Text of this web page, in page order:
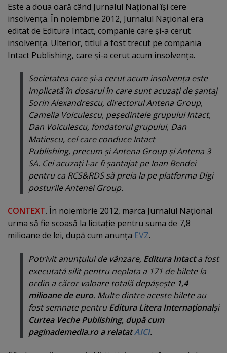
Este a doua oară când Jurnalul Naţional îşi cere
insolvenţa. În noiembrie 2012, Jurnalul Naţional era
editat de Editura Intact, companie care şi-a cerut
insolvenţa. Ulterior, titlul a fost trecut pe compania
Intact Publishing, care şi-a cerut acum insolvenţa.
Societatea care şi-a cerut acum insolvenţa este
implicată în dosarul în care sunt acuzaţi de şantaj
Sorin Alexandrescu, directorul Antena Group,
Camelia Voiculescu, peşedintele grupului Intact,
Dan Voiculescu, fondatorul grupului, Dan
Matiescu, cel care conduce Intact
Publishing, precum şi Antena Group şi Antena 3
SA. Cei acuzaţi l-ar fi şantajat pe Ioan Bendei
pentru ca RCS&RDS să preia la pe platforma Digi
posturile Antenei Group.
CONTEXT. În noiembrie 2012, marca Jurnalul Naţional
urma să fie scoasă la licitaţie pentru suma de 7,8
milioane de lei, după cum anunţa EVZ.
Potrivit anunţului de vânzare, Editura Intacta fost
executată silit pentru neplata a 171 de bilete la
ordin a căror valoare totală depăşeşte 1,4
milioane de euro. Multe dintre aceste bilete au
fost semnate pentruEditura Litera Internaţionalşi
Curtea Veche Publishing, după cum
paginademedia.ro a relatatAICI.